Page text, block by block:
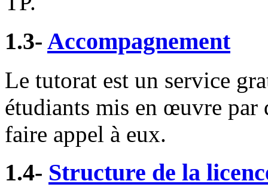
1.3- Accompagnement
Le tutorat est un service
étudiants mis en œuvre par
faire appel à eux.
1.4- Structure de la